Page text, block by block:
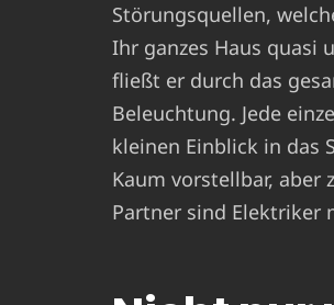
Störungsquellen,
Ihr ganzes Haus quasi
fließt er durch das
Beleuchtung. Jede
kleinen Einblick in das
Kaum vorstellbar, aber
Partner sind Elektriker